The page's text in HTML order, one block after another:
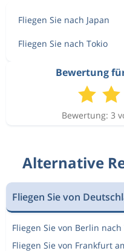
Fliegen Sie nach Japan
Fliegen Sie nach Tokio
Bewertung
Bewertung: 3
Alternative
Fliegen Sie von
Fliegen Sie von Berlin nach
Fliegen Sie von Frankfurt